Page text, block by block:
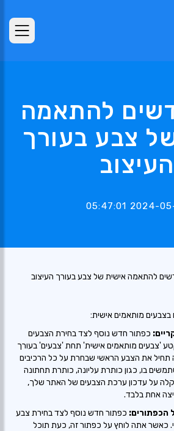
להתאמה
צבע בעורך
העיצוב
2024-05-13
להתאמה אישית של צבע בעורך העיצוב
בצבעים מותאמים אישית:
כפתור חדש נוסף לצד בחירת הצבעים
'צבעים מותאמים אישית' תחת 'צבעים' בעורך
תחיל את הצבע הראשי שבחרת על כל הרכיבים
בו, כגון כותרת עליונה, כותרת תחתונה
על עדכון ערכת הצבעים של האתר שלך,
אחת בלבד.
כפתור חדש נוסף לצד בחירת צבע
אתה לוחץ על כפתור זה, כעת תוכל